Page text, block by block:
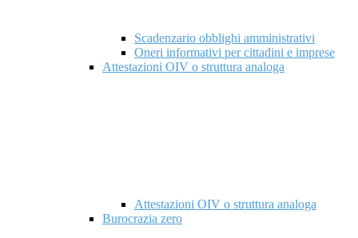
Scadenzario obblighi amministrativi
Oneri informativi per cittadini e imprese
Attestazioni OIV o struttura analoga
Attestazioni OIV o struttura analoga
Burocrazia zero